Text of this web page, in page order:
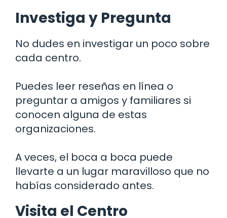
Investiga y Pregunta
No dudes en investigar un poco sobre
cada centro.
Puedes leer reseñas en línea o
preguntar a amigos y familiares si
conocen alguna de estas
organizaciones.
A veces, el boca a boca puede
llevarte a un lugar maravilloso que no
habías considerado antes.
Visita el Centro